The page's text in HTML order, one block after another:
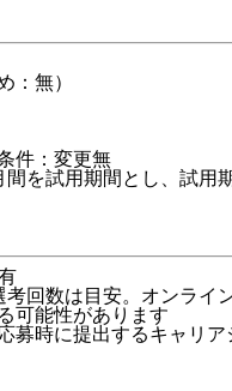
：無）
件：変更無
を試用期間とし、試用
考回数は目安。オンライ
可能性があります
募時に提出するキャリア